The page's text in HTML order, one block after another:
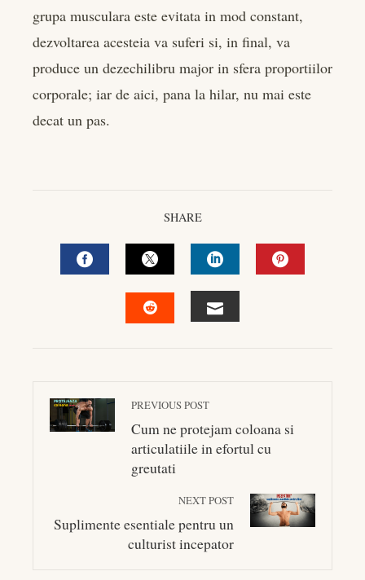
grupa musculara este evitata in mod constant,
dezvoltarea acesteia va suferi si, in final, va
produce un dezechilibru major in sfera proportiilor
corporale; iar de aici, pana la hilar, nu mai este
decat un pas.
SHARE
FACEBOOKTWITTERLINKEDIN
PREVIOUS POST
Cum ne protejam coloana si
articulatiile in efortul cu
greutati
NEXT POST
Suplimente esentiale pentru un
culturist incepator